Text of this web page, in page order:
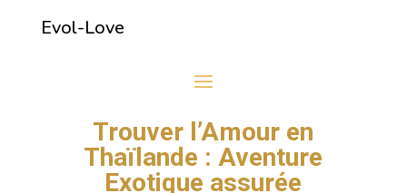
Evol-Love
Trouver l’Amour en
Thaïlande : Aventure
Exotique assurée